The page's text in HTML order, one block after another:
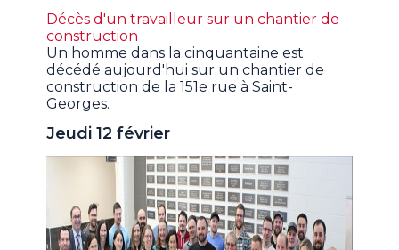
Décès d'un travailleur sur un chantier de
construction
Un homme dans la cinquantaine est
décédé aujourd'hui sur un chantier de
construction de la 151e rue à Saint-
Georges.
Jeudi 12 février